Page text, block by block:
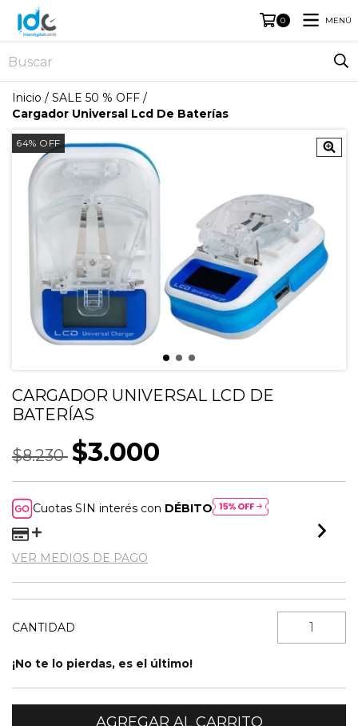
0 MENÚ
Inicio / SALE 50 % OFF /
Cargador Universal Lcd De Baterías
64% OFF
CARGADOR UNIVERSAL LCD DE
BATERÍAS
$8.230 $3.000
Cuotas SIN interés con DÉBITO
VER MEDIOS DE PAGO
CANTIDAD
¡No te lo pierdas, es el último!